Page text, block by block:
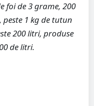
foi de 3 grame, 200
1 kg de tutun
200 litri, produse
de litri.